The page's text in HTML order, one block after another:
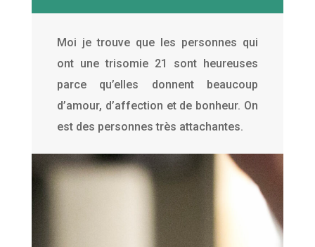
Moi je trouve que les personnes qui
ont une trisomie 21 sont heureuses
parce qu’elles donnent beaucoup
d’amour, d’affection et de bonheur. On
est des personnes très attachantes.